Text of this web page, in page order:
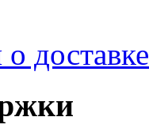
доставке